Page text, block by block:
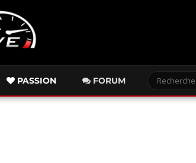
PASSION FORUM